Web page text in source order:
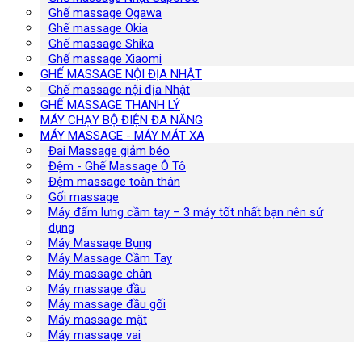
Ghế massage Ogawa
Ghế massage Okia
Ghế massage Shika
Ghế massage Xiaomi
GHẾ MASSAGE NỘI ĐỊA NHẬT
Ghế massage nội địa Nhật
GHẾ MASSAGE THANH LÝ
MÁY CHẠY BỘ ĐIỆN ĐA NĂNG
MÁY MASSAGE - MÁY MÁT XA
Đai Massage giảm béo
Đệm - Ghế Massage Ô Tô
Đệm massage toàn thân
Gối massage
Máy đấm lưng cầm tay – 3 máy tốt nhất bạn nên sử
dụng
Máy Massage Bụng
Máy Massage Cầm Tay
Máy massage chân
Máy massage đầu
Máy massage đầu gối
Máy massage mặt
Máy massage vai